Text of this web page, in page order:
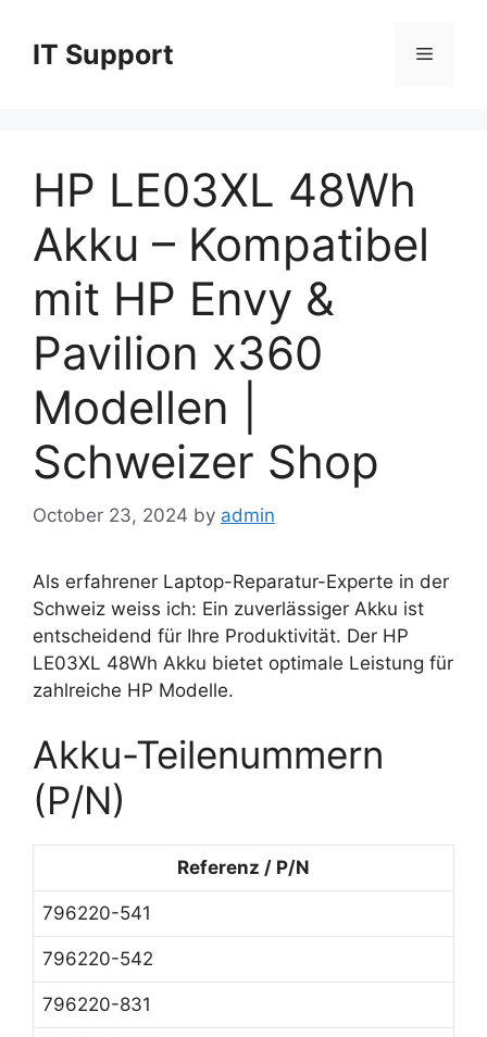
contentIT Support Menu
HP LE03XL 48Wh
Akku – Kompatibel
mit HP Envy &
Pavilion x360
Modellen |
Schweizer Shop
October 23, 2024 by admin
Als erfahrener Laptop-Reparatur-Experte in der
Schweiz weiss ich: Ein zuverlässiger Akku ist
entscheidend für Ihre Produktivität. Der HP
LE03XL 48Wh Akku bietet optimale Leistung für
zahlreiche HP Modelle.
Akku-Teilenummern
(P/N)
Referenz / P/N
796220-541
796220-542
796220-831